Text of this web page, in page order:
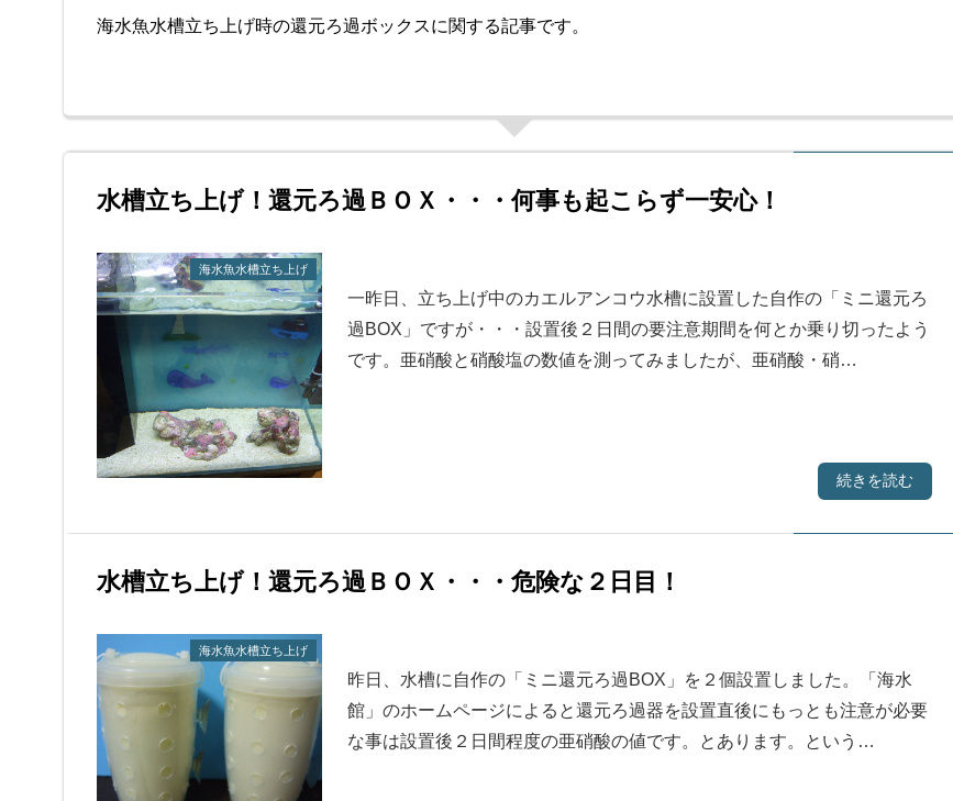
海水魚水槽立ち上げ時の還元ろ過ボックスに関する記事です。
水槽立ち上げ！還元ろ過ＢＯＸ・・・何事も起こらず一安心！
海水魚水槽立ち上げ
一昨日、立ち上げ中のカエルアンコウ水槽に設置した自作の「ミニ還元ろ
過BOX」ですが・・・設置後２日間の要注意期間を何とか乗り切ったよう
です。亜硝酸と硝酸塩の数値を測ってみましたが、亜硝酸・硝…
続きを読む
水槽立ち上げ！還元ろ過ＢＯＸ・・・危険な２日目！
海水魚水槽立ち上げ
昨日、水槽に自作の「ミニ還元ろ過BOX」を２個設置しました。「海水
館」のホームページによると還元ろ過器を設置直後にもっとも注意が必要
な事は設置後２日間程度の亜硝酸の値です。とあります。という…